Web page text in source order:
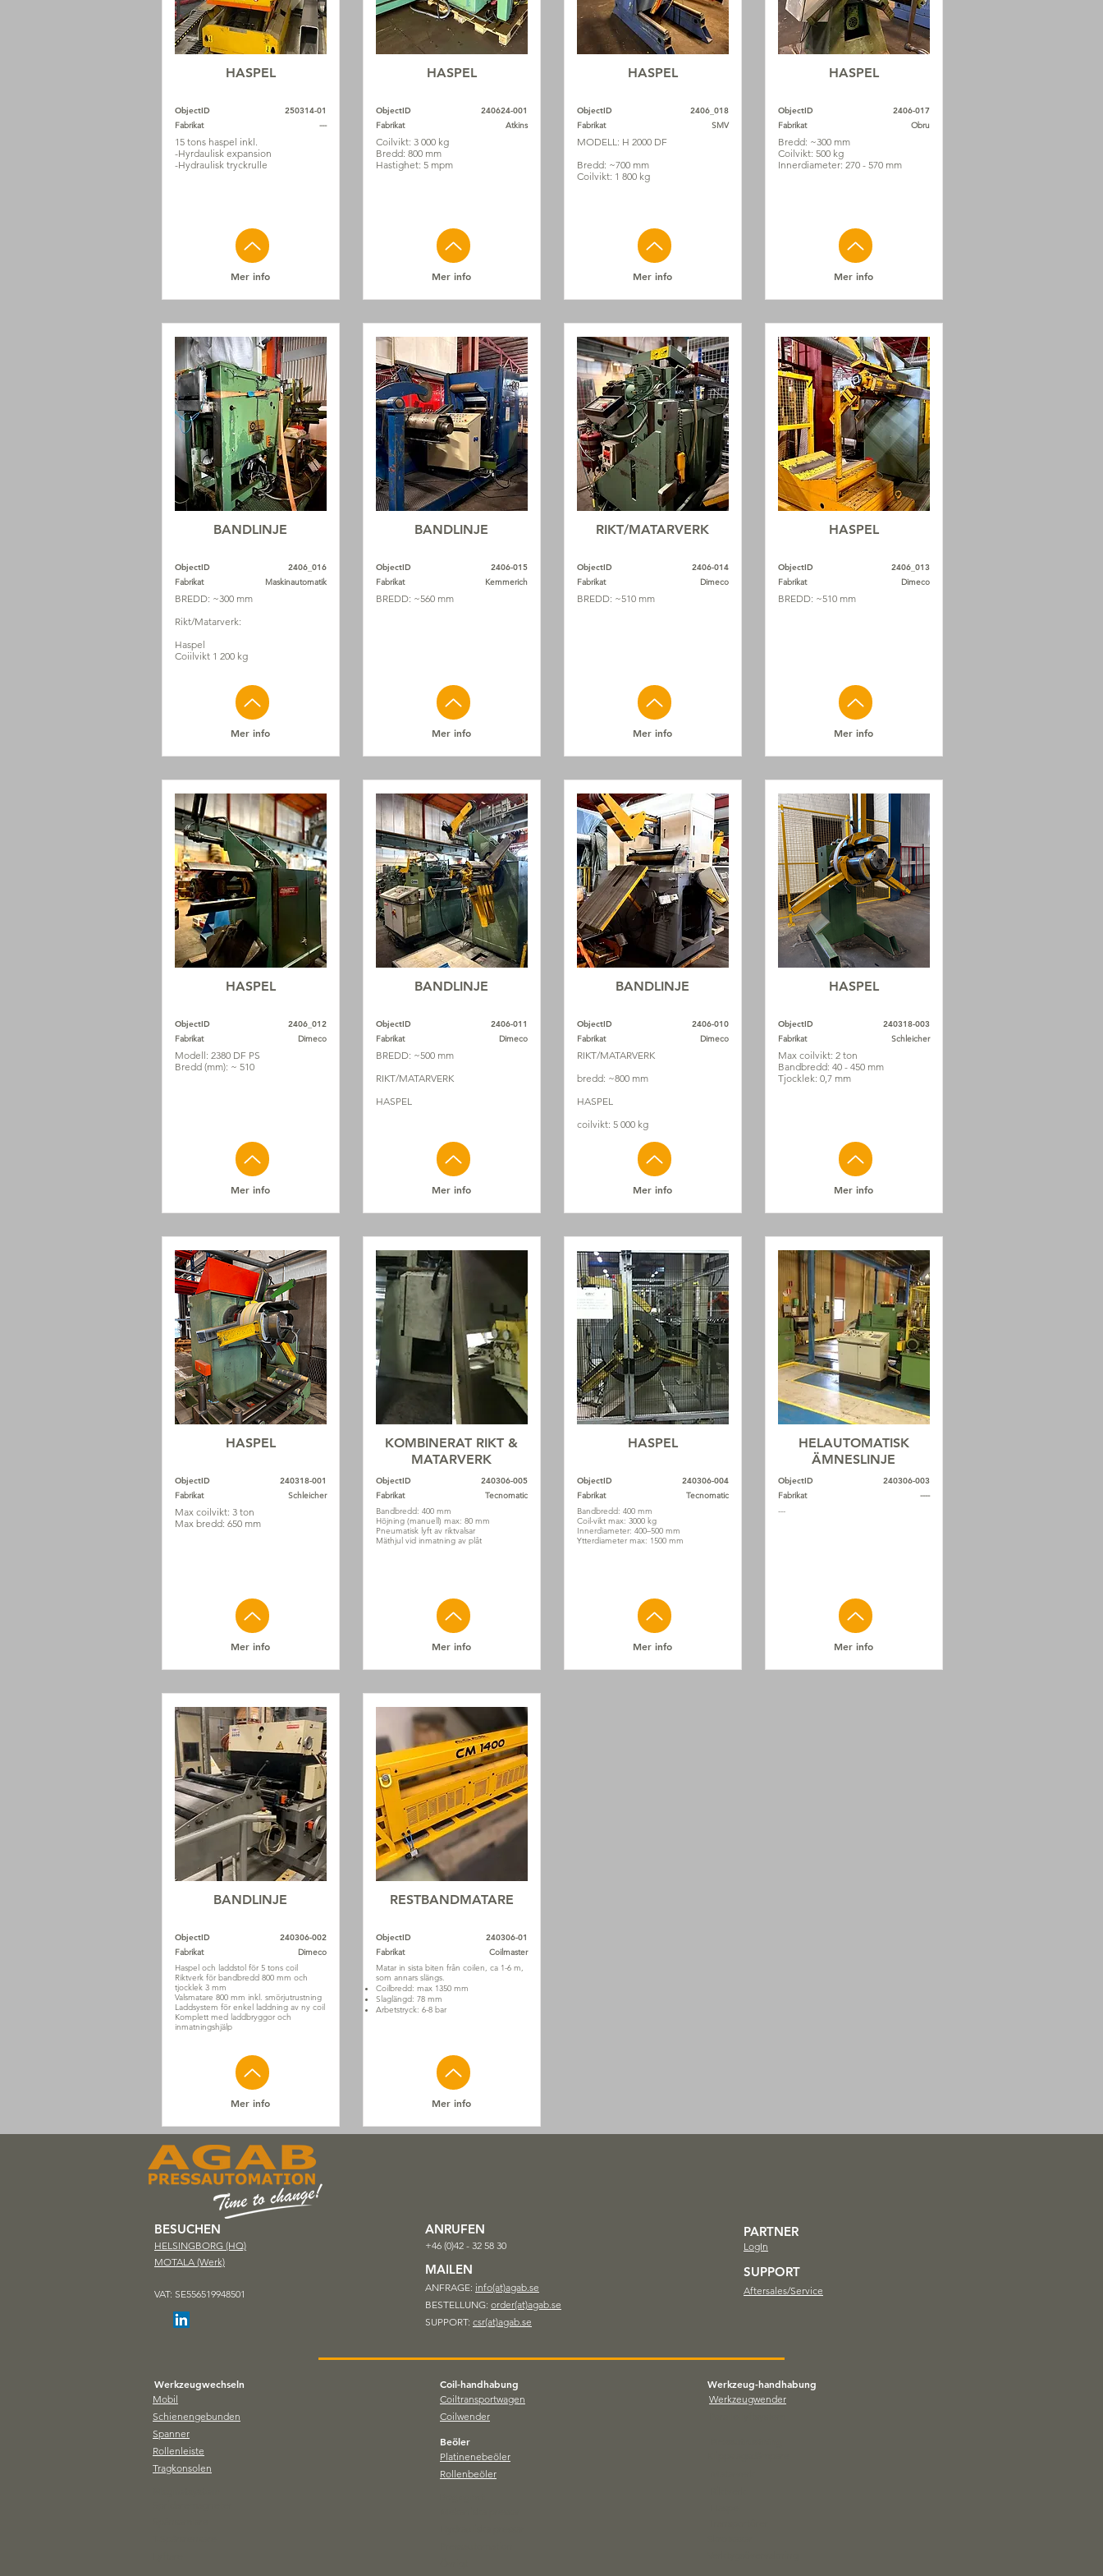
HASPEL
ObjectID
Fabrikat
250314-01
---
15 tons haspel inkl.
-Hyrdaulisk expansion
-Hydraulisk tryckrulle
Mer info
BANDLINJE
ObjectID
Fabrikat
2406_016
Maskinautomatik
BREDD: ~300 mm
Rikt/Matarverk:
Haspel
Coiilvikt 1 200 kg
Mer info
HASPEL
ObjectID
Fabrikat
2406_012
Dimeco
Modell: 2380 DF PS
Bredd (mm): ~ 510
Mer info
HASPEL
ObjectID
Fabrikat
240318-001
Schleicher
Max coilvikt: 3 ton
Max bredd: 650 mm
Mer info
BANDLINJE
ObjectID
Fabrikat
240306-002
Dimeco
Haspel och laddstol för 5 tons coil
Riktverk för bandbredd 800 mm och
tjocklek 3 mm
Valsmatare 800 mm inkl. smörjutrustning
Laddsystem för enkel laddning av ny coil
Komplett med laddbryggor och
inmatningshjälp
Mer info
HASPEL
ObjectID
Fabrikat
240624-001
Atkins
Coilvikt: 3 000 kg
Bredd: 800 mm
Hastighet: 5 mpm
Mer info
BANDLINJE
ObjectID
Fabrikat
2406-015
Kemmerich
BREDD: ~560 mm
Mer info
BANDLINJE
ObjectID
Fabrikat
2406-011
Dimeco
BREDD: ~500 mm
RIKT/MATARVERK
HASPEL
Mer info
KOMBINERAT RIKT &
MATARVERK
ObjectID
Fabrikat
240306-005
Tecnomatic
Bandbredd: 400 mm
Höjning (manuell) max: 80 mm
Pneumatisk lyft av riktvalsar
Mäthjul vid inmatning av plåt
Mer info
RESTBANDMATARE
ObjectID
Fabrikat
240306-01
Coilmaster
Matar in sista biten från coilen, ca 1-6 m,
som annars slängs.
Coilbredd: max 1350 mm
Slaglängd: 78 mm
Arbetstryck: 6-8 bar
Mer info
HASPEL
ObjectID
Fabrikat
2406_018
SMV
MODELL: H 2000 DF
Bredd: ~700 mm
Coilvikt: 1 800 kg
Mer info
RIKT/MATARVERK
ObjectID
Fabrikat
2406-014
Dimeco
BREDD: ~510 mm
Mer info
BANDLINJE
ObjectID
Fabrikat
2406-010
Dimeco
RIKT/MATARVERK
bredd: ~800 mm
HASPEL
coilvikt: 5 000 kg
Mer info
HASPEL
ObjectID
Fabrikat
240306-004
Tecnomatic
Bandbredd: 400 mm
Coil-vikt max: 3000 kg
Innerdiameter: 400–500 mm
Ytterdiameter max: 1500 mm
Mer info
HASPEL
ObjectID
Fabrikat
2406-017
Obru
Bredd: ~300 mm
Coilvikt: 500 kg
Innerdiameter: 270 - 570 mm
Mer info
HASPEL
ObjectID
Fabrikat
2406_013
Dimeco
BREDD: ~510 mm
Mer info
HASPEL
ObjectID
Fabrikat
240318-003
Schleicher
Max coilvikt: 2 ton
Bandbredd: 40 - 450 mm
Tjocklek: 0,7 mm
Mer info
HELAUTOMATISK
ÄMNESLINJE
ObjectID
Fabrikat
240306-003
----
---
Mer info
BESUCHEN
HELSINGBORG (HQ)
MOTALA (Werk)
VAT: SE556519948501
ANRUFEN
+46 (0)42 - 32 58 30
PARTNER
LogIn
SUPPORT
Aftersales/Service
MAILEN
ANFRAGE: info(at)agab.se
BESTELLUNG: order(at)agab.se
SUPPORT: csr(at)agab.se
Werkzeugwechseln
Mobil
Schienengebunden
Spanner
Rollenleiste
Tragkonsolen
Coil-handhabung
Coiltransportwagen
Coilwender
Beöler
Platinenebeöler
Rollenbeöler
Werkzeug-handhabung
Werkzeugwender